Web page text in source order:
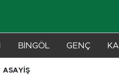
BİNGÖL GENÇ
ASAYİŞ